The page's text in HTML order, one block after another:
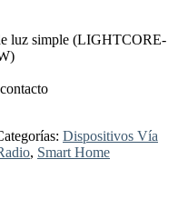
luz simple (LIGHTCORE-
Dispositivos Vía
, Smart Home